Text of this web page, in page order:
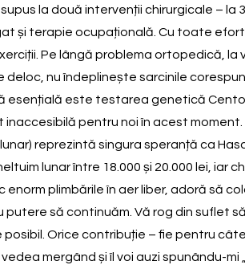
la două intervenții chirurgicale – la
și terapie ocupațională. Cu toate
Pe lângă problema ortopedică,
deloc, nu îndeplinește sarcinile
este testarea genetică
inaccesibilă pentru noi în acest
reprezintă singura speranță ca
lunar între 18.000 și 20.000 lei,
enorm plimbările în aer liber, adoră să
putere să continuăm. Vă rog din
Orice contribuție – fie pentru
mergând și îl voi auzi spunându-